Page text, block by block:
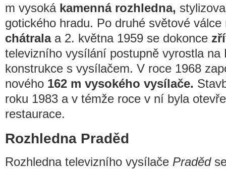
m vysoká kamenná rozhledna,
gotického hradu. Po druhé světové válce
chátralaa 2. května 1959 se dokonce
televizního vysílání postupně vyrostla na
konstrukce s vysílačem. V roce 1968
nového 162 m vysokého vysílače.
roku 1983 a v témže roce v ní byla
restaurace.
Rozhledna Praděd
Rozhledna televizního vysílače Praděd